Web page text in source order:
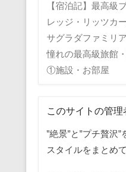
【宿泊記】最高級
レッジ・リッツカ
サグラダファミリ
憧れの最高級旅館
①施設・お部屋
このサイトの管理
”絶景”と”プチ贅沢
スタイルをまとめ